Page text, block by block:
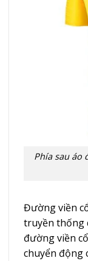
Phía sau áo
Đường viền
truyền thống
đường viền
chuyển động